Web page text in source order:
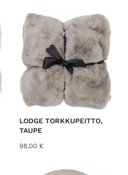
SISUSTUSTYYNYT
TORKKUPEITOT
LODGE TORKKUPEITTO,
TAUPE
98,00 €